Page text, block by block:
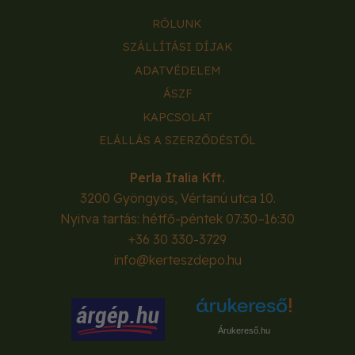
RÓLUNK
SZÁLLÍTÁSI DÍJAK
ADATVÉDELEM
ÁSZF
KAPCSOLAT
ELÁLLÁS A SZERZŐDÉSTŐL
Perla Italia Kft.
3200 Gyöngyös, Vértanú utca 10.
Nyitva tartás: hétfő-péntek 07:30–16:30
+36 30 330-3729
info@kerteszdepo.hu
Árukereső.hu